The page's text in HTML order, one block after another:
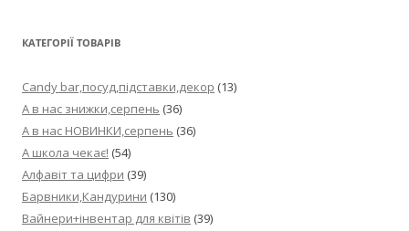
КАТЕГОРІЇ ТОВАРІВ
Candy bar,посуд,підставки,декор (13)
А в нас знижки,серпень (36)
А в нас НОВИНКИ,серпень (36)
А школа чекає! (54)
Алфавіт та цифри (39)
Барвники,Кандурини (130)
Вайнери+інвентар для квітів (39)